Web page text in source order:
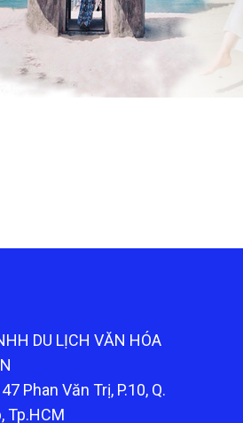
DU LỊCH VĂN HÓA
Phan Văn Trị, P.10, Q.
Tp.HCM